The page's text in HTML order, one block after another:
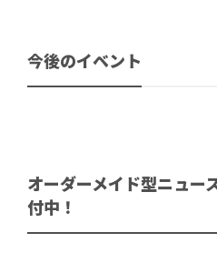
今後のイベント
オーダーメイド型ニュー
付中！